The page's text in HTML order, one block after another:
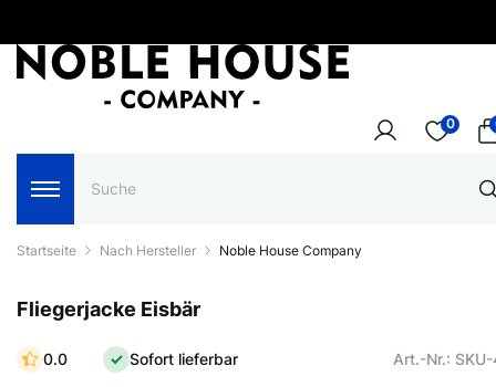
0
Startseite Nach Hersteller Noble House Company
Fliegerjacke Eisbär
0.0 Sofort lieferbar Art.-Nr.: